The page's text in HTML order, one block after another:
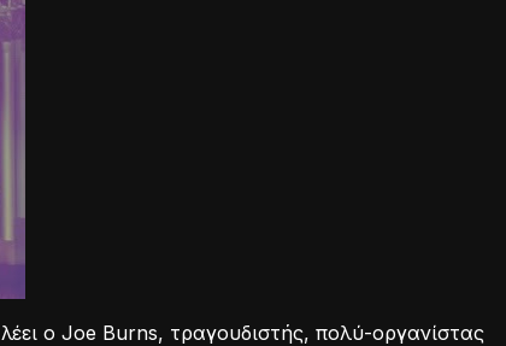
ο Joe Burns, τραγουδιστής, πολύ-οργανίστας